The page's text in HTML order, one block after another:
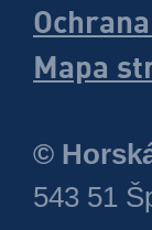
Mapa
©
543 51